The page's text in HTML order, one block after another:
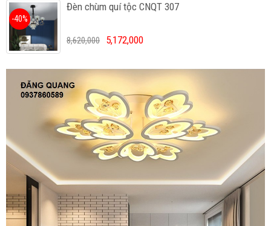
Đèn chùm quí tộc CNQT 307
-40%
8,620,000 5,172,000